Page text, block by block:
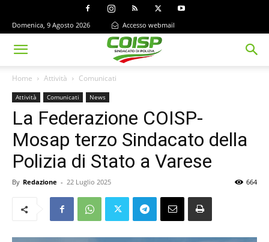
Domenica, 9 Agosto 2026 Accesso webmail
Home Attività Comunicati
Attività Comunicati News
La Federazione COISP-
Mosap terzo Sindacato della
Polizia di Stato a Varese
By Redazione - 22 Luglio 2025 664